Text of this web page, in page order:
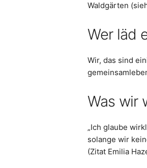
Waldgärten
Wer läd
Wir, das sind
Was wir
„Ich glaube
solange wir
(Zitat Emilia